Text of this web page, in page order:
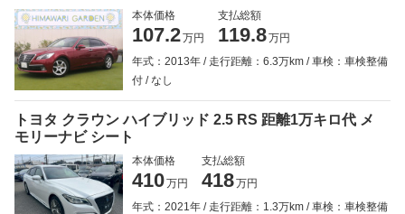
本体価格
107.2万円
支払総額
119.8万円
年式：2013年
走行距離：6.3万km
車検：車検整備
付
なし
トヨタ クラウン ハイブリッド 2.5 RS 距離1万キロ代 メ
モリーナビ シート
本体価格
410万円
支払総額
418万円
年式：2021年
走行距離：1.3万km
車検：車検整備